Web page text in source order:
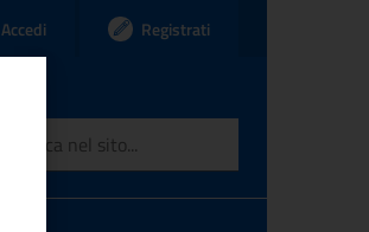
Accedi Registrati